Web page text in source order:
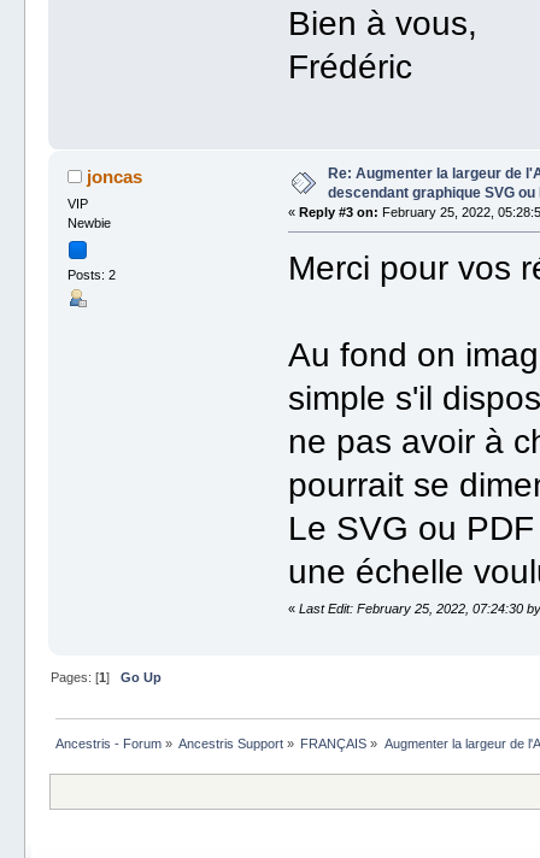
Bien à vous,
Frédéric
joncas
VIP
Newbie
Posts: 2
Re: Augmenter la largeur de
descendant graphique SVG ou
« Reply #3 on: February 25, 2022,
Merci pour vos
Au fond on
simple s'il
ne pas avoir à
pourrait se
Le SVG ou
une échelle
«Last Edit: February 25, 2022, 07:24:30
Pages: [1] Go Up
Ancestris - Forum» Ancestris Support » FRANÇAIS » Augmenter la largeur de